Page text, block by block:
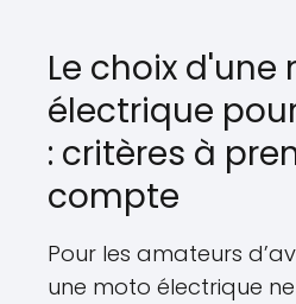
Le choix d'une
électrique
: critères à
compte
Pour les amateurs
une moto électrique